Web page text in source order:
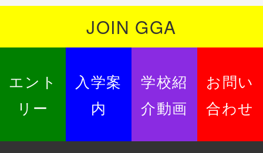
JOIN GGA
エント
リー
入学案
内
学校紹
介動画
お問い
合わせ